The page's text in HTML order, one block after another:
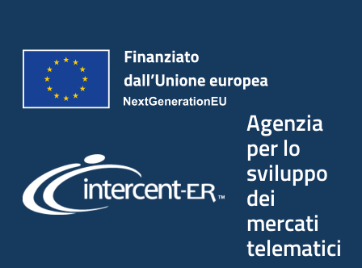
Agenzia
per lo
sviluppo
dei
mercati
telematici